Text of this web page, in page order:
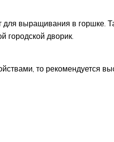
для выращивания в горшке.
городской дворик.
то рекомендуется